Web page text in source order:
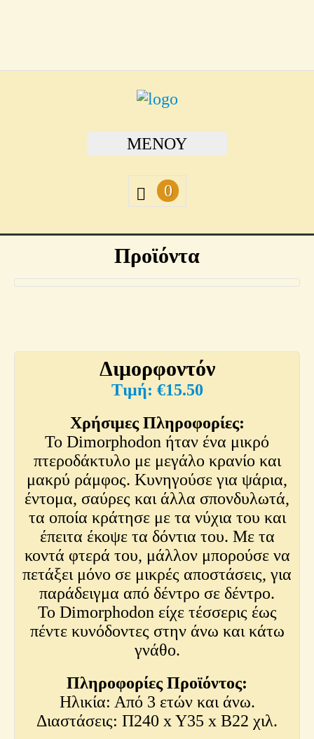
ΜΕΝΟΎ
0
Προϊόντα
Διμορφοντόν
€15.50
Χρήσιμες Πληροφορίες:
Το Dimorphodon ήταν ένα μικρό
πτεροδάκτυλο με μεγάλο κρανίο και
μακρύ ράμφος. Κυνηγούσε για ψάρια,
έντομα, σαύρες και άλλα σπονδυλωτά,
τα οποία κράτησε με τα νύχια του και
έπειτα έκοψε τα δόντια του. Με τα
κοντά φτερά του, μάλλον μπορούσε να
πετάξει μόνο σε μικρές αποστάσεις, για
παράδειγμα από δέντρο σε δέντρο.
Το Dimorphodon είχε τέσσερις έως
πέντε κυνόδοντες στην άνω και κάτω
γνάθο.
Πληροφορίες Προϊόντος:
Ηλικία: Από 3 ετών και άνω.
Διαστάσεις: Π240 x Y35 x Β22 χιλ.